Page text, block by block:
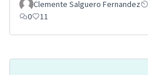
Clemente Salguero Fernandez
0
11